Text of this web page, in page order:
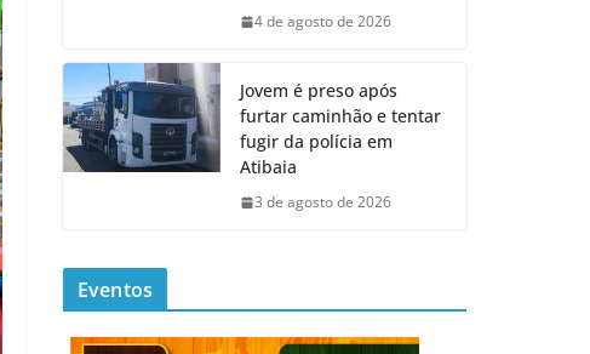
4 de agosto de 2026
Jovem é preso após
furtar caminhão e tentar
fugir da polícia em
Atibaia
3 de agosto de 2026
Eventos